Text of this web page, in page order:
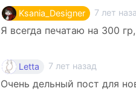
Ksania_Designer 7 лет
Я всегда печатаю на 300
Letta 7 лет назад
Очень дельный пост для